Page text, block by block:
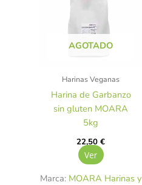
AGOTADO
Harinas Veganas
Harina de Garbanzo
sin gluten MOARA
5kg
22,50€
Ver
Marca: MOARA Harinas y